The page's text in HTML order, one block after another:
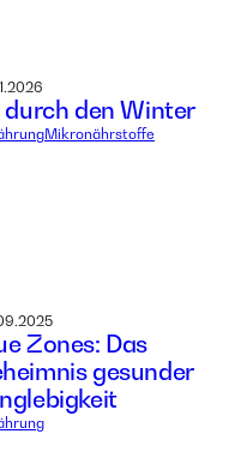
durch den Winter
Mikronährstoffe
Zones: Das
gesunder